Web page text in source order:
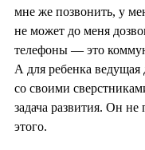
мне же позвонить, у
не может до меня
телефоны — это
А для ребенка
со своими
задача развития. Он
этого.